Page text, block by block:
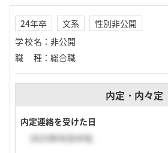
24年卒 文系
性別非公開
学校名 ： 非公開
職種 ： 総合職
内定・内々定
内定連絡を受けた日
2023年06月中旬